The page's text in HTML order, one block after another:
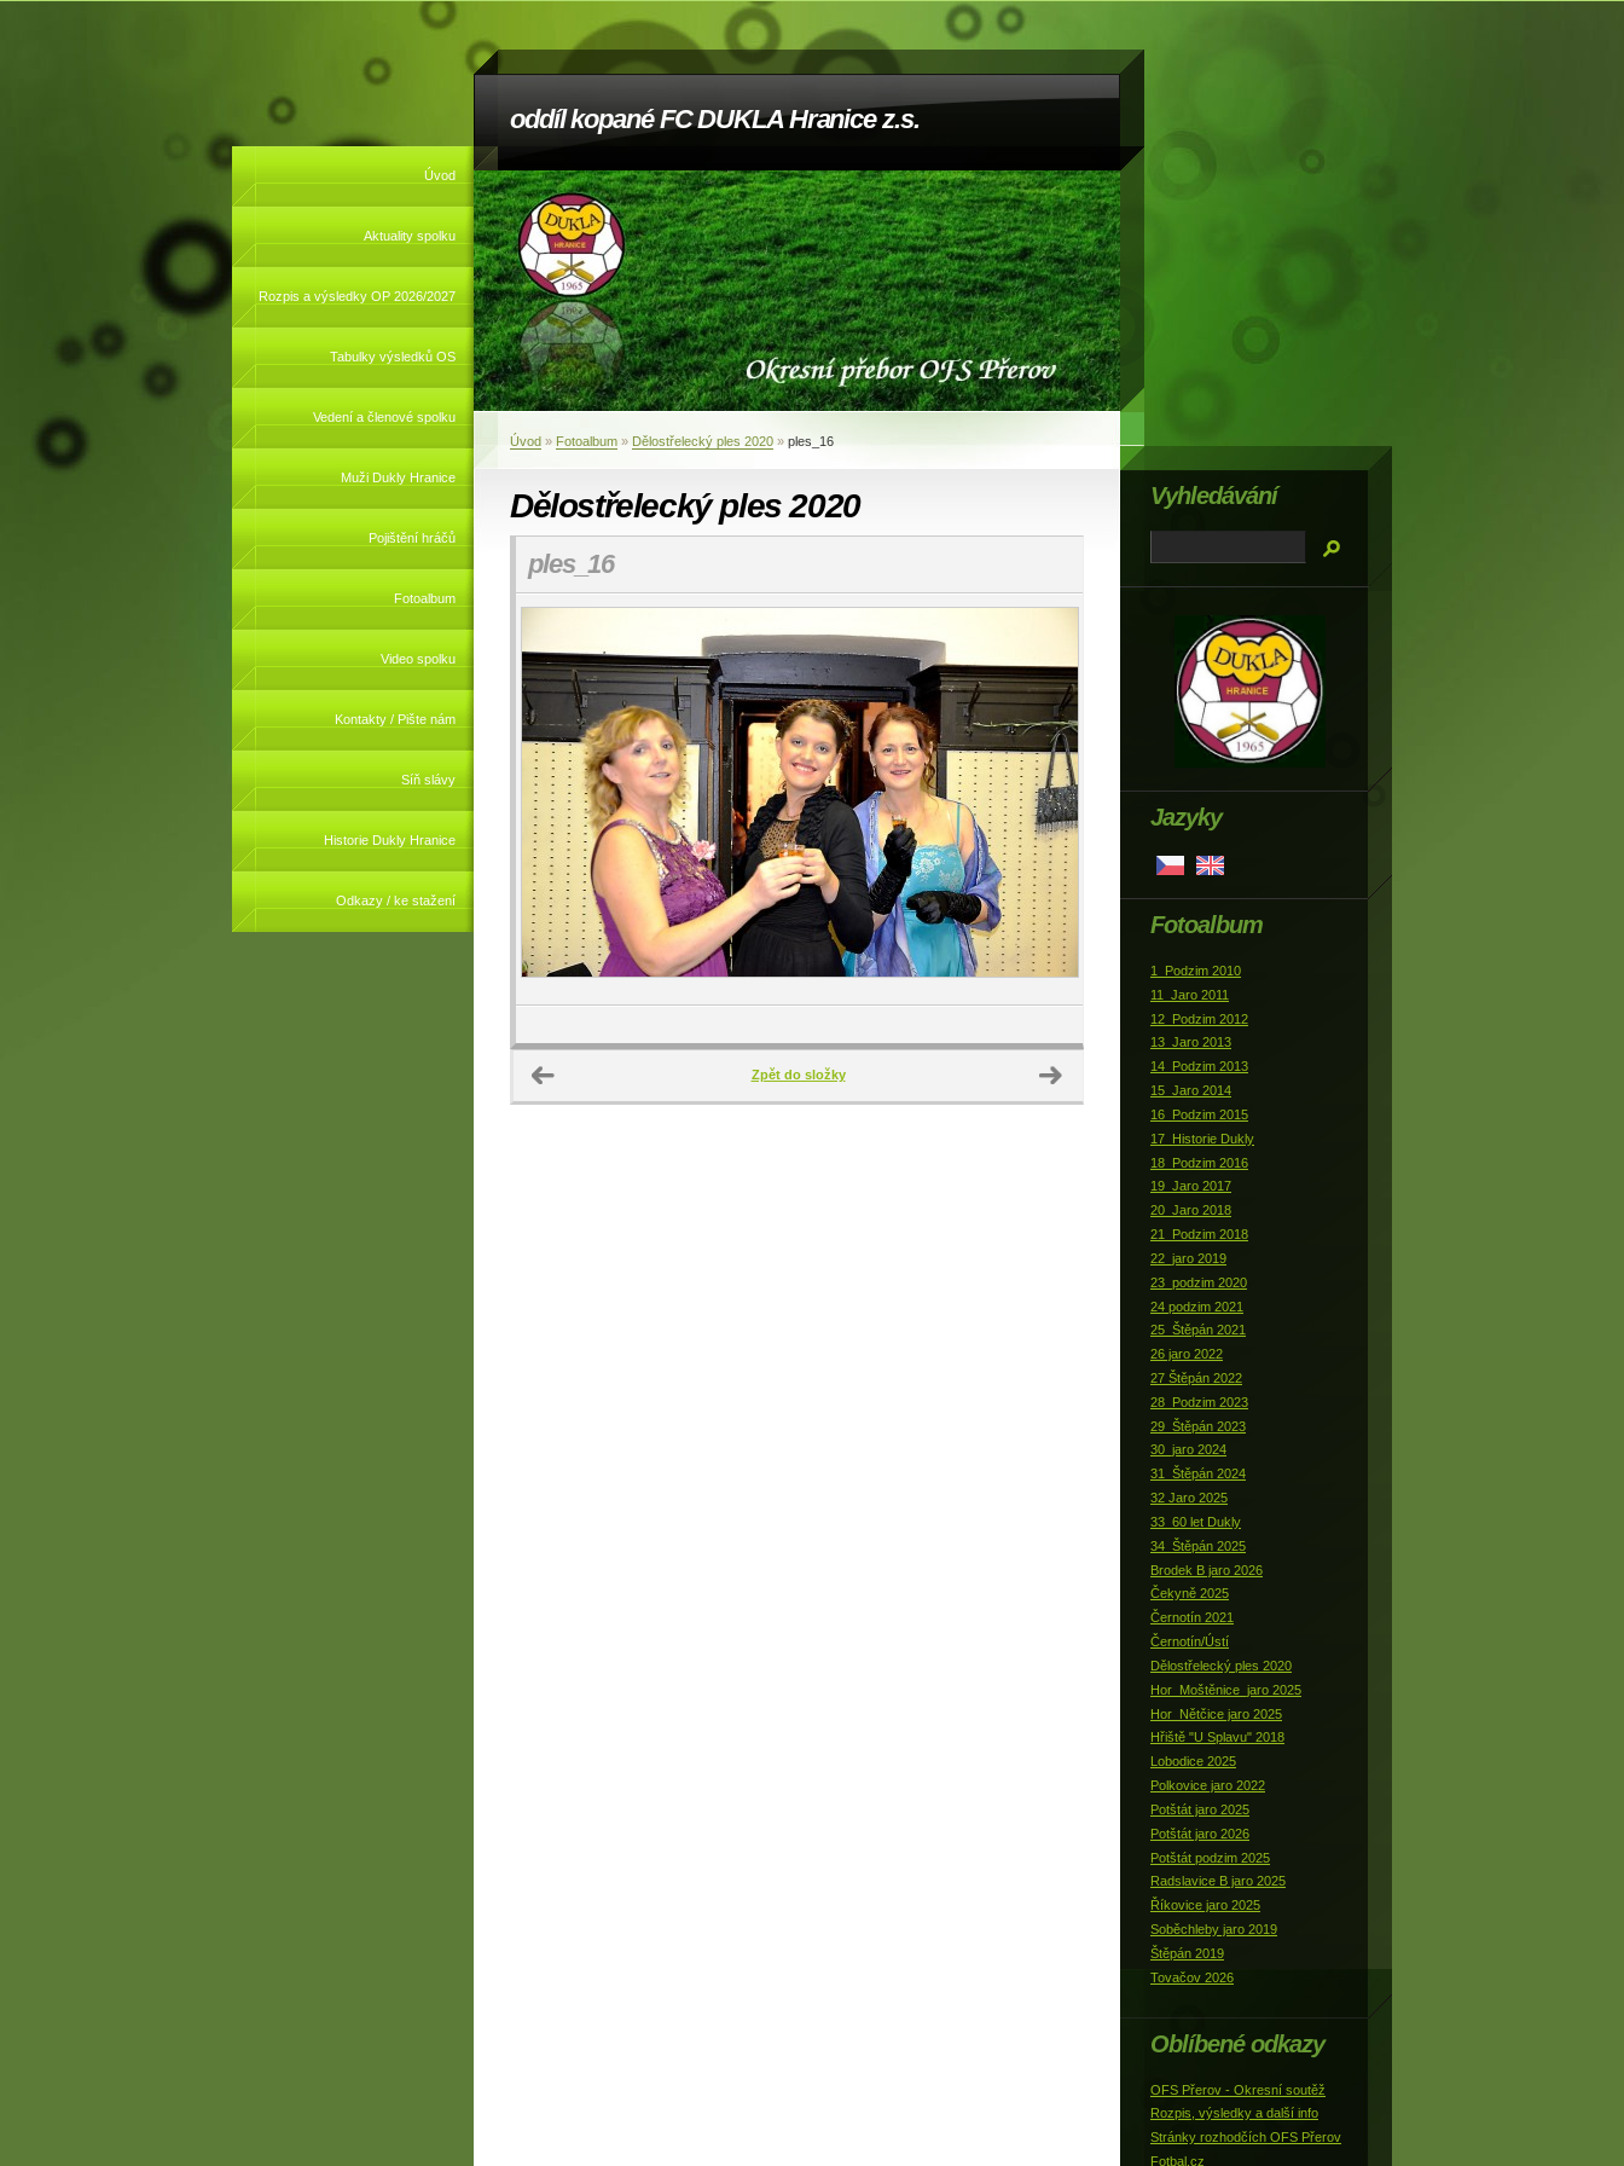
oddíl kopané FC DUKLA Hranice z.s.
Úvod
Aktuality spolku
Rozpis a výsledky OP 2026/2027
Tabulky výsledků OS
Vedení a členové spolku
Muži Dukly Hranice
Pojištění hráčů
Fotoalbum
Video spolku
Kontakty / Pište nám
Síň slávy
Historie Dukly Hranice
Odkazy / ke stažení
Úvod » Fotoalbum » Dělostřelecký ples 2020 » ples_16
Dělostřelecký ples 2020
ples_16
Zpět do složky
Jazyky
Fotoalbum
1_Podzim 2010
11_Jaro 2011
12_Podzim 2012
13_Jaro 2013
14_Podzim 2013
15_Jaro 2014
16_Podzim 2015
17_Historie Dukly
18_Podzim 2016
19_Jaro 2017
20_Jaro 2018
21_Podzim 2018
22_jaro 2019
23_podzim 2020
24 podzim 2021
25_Štěpán 2021
26 jaro 2022
27 Štěpán 2022
28_Podzim 2023
29_Štěpán 2023
30_jaro 2024
31_Štěpán 2024
32 Jaro 2025
33_60 let Dukly
34_Štěpán 2025
Brodek B jaro 2026
Čekyně 2025
Černotín 2021
Černotín/Ústí
Dělostřelecký ples 2020
Hor_Moštěnice_jaro 2025
Hor_Nětčice jaro 2025
Hřiště "U Splavu" 2018
Lobodice 2025
Polkovice jaro 2022
Potštát jaro 2025
Potštát jaro 2026
Potštát podzim 2025
Radslavice B jaro 2025
Říkovice jaro 2025
Soběchleby jaro 2019
Štěpán 2019
Tovačov 2026
Oblíbené odkazy
OFS Přerov - Okresní soutěž
Rozpis, výsledky a další info
Stránky rozhodčích OFS Přerov
Fotbal.cz
Vyhledávání